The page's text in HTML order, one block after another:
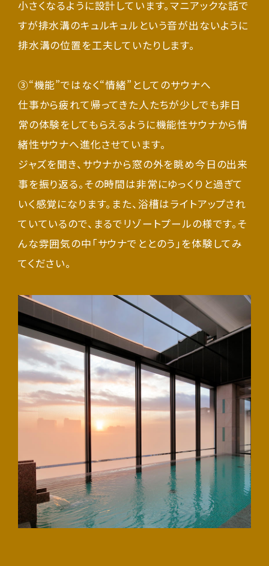
小さくなるように設計しています。マニアックな話で
すが排水溝のキュルキュルという音が出ないように
排水溝の位置を工夫していたりします。
③“機能”ではなく“情緒”としてのサウナへ
仕事から疲れて帰ってきた人たちが少しでも非日
常の体験をしてもらえるように機能性サウナから情
緒性サウナへ進化させています。
ジャズを聞き、サウナから窓の外を眺め今日の出来
事を振り返る。その時間は非常にゆっくりと過ぎて
いく感覚になります。また、浴槽はライトアップされ
ていているので、まるでリゾートプールの様です。そ
んな雰囲気の中「サウナでととのう」を体験してみ
てください。